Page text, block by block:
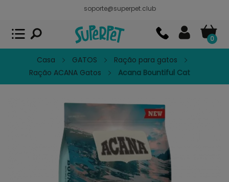
soporte@superpet.club
0
Casa GATOS
Ração para gatos
Ração ACANA Gatos
Acana Bountiful Cat
Superpet, comida para mascotas
APP GRATIS - En Google Play